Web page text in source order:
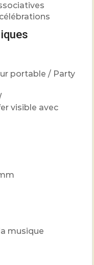
portable / Party
visible avec
musique